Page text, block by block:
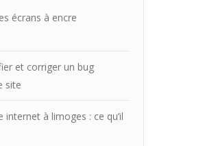
écrans à encre
et corriger un bug
site
internet à limoges : ce qu’il